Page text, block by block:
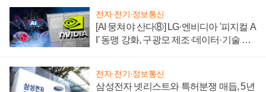
전자·전기·정보통신
[AI 뭉쳐야 산다⑧] LG·엔비디아 '피지컬 A
I' 동맹 강화, 구광모 제조·데이터·기술 결
전자·전기·정보통신
삼성전자 넷리스트와 특허분쟁 매듭, 5년